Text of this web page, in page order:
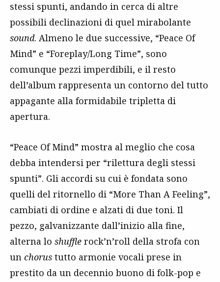
stessi spunti, andando in cerca di altre
possibili declinazioni di quel mirabolante
sound. Almeno le due successive, “Peace Of
Mind” e “Foreplay/Long Time”, sono
comunque pezzi imperdibili, e il resto
dell’album rappresenta un contorno del tutto
appagante alla formidabile tripletta di
apertura.
“Peace Of Mind” mostra al meglio che cosa
debba intendersi per “rilettura degli stessi
spunti”. Gli accordi su cui è fondata sono
quelli del ritornello di “More Than A Feeling”,
cambiati di ordine e alzati di due toni. Il
pezzo, galvanizzante dall’inizio alla fine,
alterna lo shuffle rock’n’roll della strofa con
un chorus tutto armonie vocali prese in
prestito da un decennio buono di folk-pop e